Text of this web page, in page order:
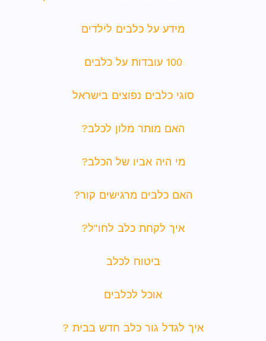
מידע על כלבים לילדים
100 עובדות על כלבים
סוגי כלבים נפוצים בישראל
האם מותר מלון לכלב?
מי היה אביו של הכלב?
האם כלבים מרגישים קור?
איך לקחת כלב לחו"ל?
ביטוח לכלב
אוכל לכלבים
איך לגדל גור כלב חדש בבית ?